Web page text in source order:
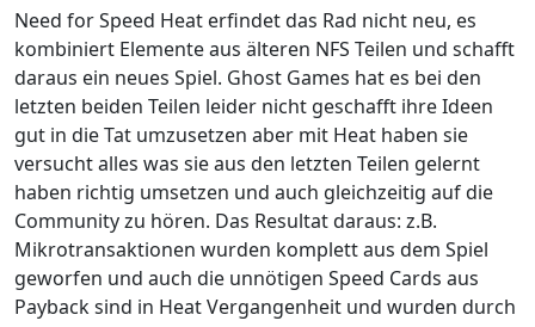
Need for Speed Heat erfindet das Rad nicht neu, es
kombiniert Elemente aus älteren NFS Teilen und schafft
daraus ein neues Spiel. Ghost Games hat es bei den
letzten beiden Teilen leider nicht geschafft ihre Ideen
gut in die Tat umzusetzen aber mit Heat haben sie
versucht alles was sie aus den letzten Teilen gelernt
haben richtig umsetzen und auch gleichzeitig auf die
Community zu hören. Das Resultat daraus: z.B.
Mikrotransaktionen wurden komplett aus dem Spiel
geworfen und auch die unnötigen Speed Cards aus
Payback sind in Heat Vergangenheit und wurden durch